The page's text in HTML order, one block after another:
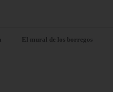
El mural de los borregos